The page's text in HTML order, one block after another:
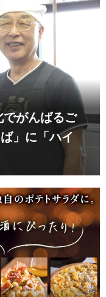
でがんばるご
」に「ハイ